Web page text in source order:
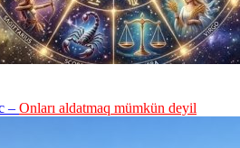
– Onları aldatmaq mümkün deyil